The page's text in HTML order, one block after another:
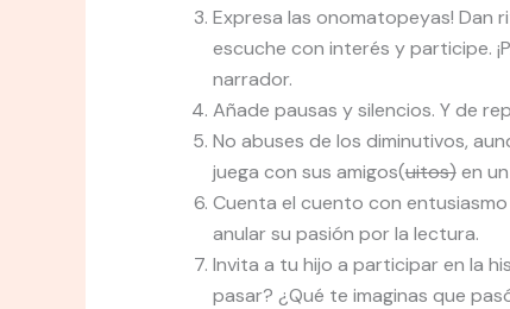
Expresa las onomatopeyas! Dan
escuche con interés y participe.
narrador.
Añade pausas y silencios. Y de
No abuses de los diminutivos,
juega con sus amigos(uitos)en un
Cuenta el cuento con
anular su pasión por la lectura.
Invita a tu hijo a participar en la
pasar? ¿Qué te imaginas que